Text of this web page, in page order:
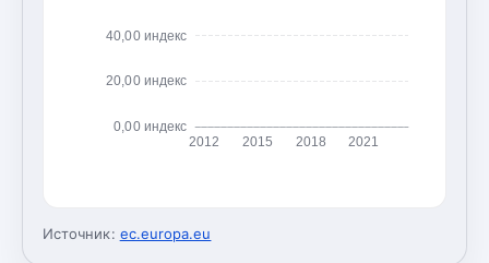
0,00 индекс
20,00 индекс
40,00 индекс
2012 2015 2018 2021
Источник: ec.europa.eu